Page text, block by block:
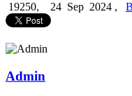
19250, 24 Sep 2024 ,
Admin